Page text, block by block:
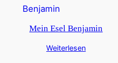
Mein Esel Benjamin
Weiterlesen